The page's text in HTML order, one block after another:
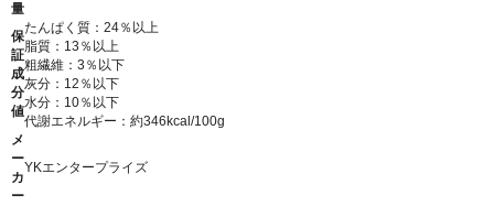
量
保
証
成
分
値
たんぱく質：24％以上
脂質：13％以上
粗繊維：3％以下
灰分：12％以下
水分：10％以下
代謝エネルギー：約346kcal/100g
メ
ー
カ
ー
YKエンタープライズ